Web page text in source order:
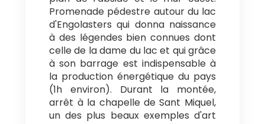
plan de l’abside et le mur ouest.
Promenade pédestre autour du lac
d'Engolasters qui donna naissance
à des légendes bien connues dont
celle de la dame du lac et qui grâce
à son barrage est indispensable à
la production énergétique du pays
(1h environ). Durant la montée,
arrêt à la chapelle de Sant Miquel,
un des plus beaux exemples d'art